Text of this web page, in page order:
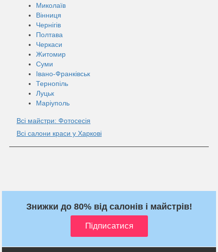
Миколаїв
Вінниця
Чернігів
Полтава
Черкаси
Житомир
Суми
Івано-Франківськ
Тернопіль
Луцьк
Маріуполь
Всі майстри: Фотосесія
Всі салони краси у Харкові
Знижки до 80% від салонів і майстрів!